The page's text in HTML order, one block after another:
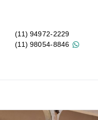
(11) 94972-2229
(11) 98054-8846